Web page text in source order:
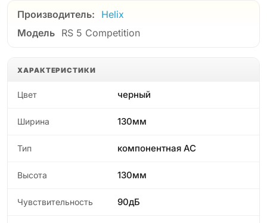
Производитель:
Helix
Модель RS 5 Competition
ХАРАКТЕРИСТИКИ
Цвет черный
Ширина 130мм
Тип компонентная АС
Высота 130мм
Чувствительность 90дБ